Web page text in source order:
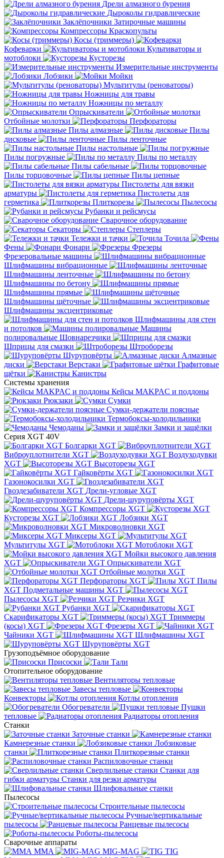
Дрели алмазного бурения
Дыроколы гидравлические
Заклёпочники Затирочные машины
Компрессоры Краскопульты
Косы (триммеры)
Кофеварки
Культиваторы и
мотоблоки
Кусторезы
Измерительные инструменты
Лобзики
Мойки
Мультитулы (реноваторы)
Ножницы для травы
Ножницы по металлу
Опрыскиватели
Отбойные молотки
Перфораторы
Пилы алмазные
Пилы
дисковые
Пилы ленточные
Пилы настольные
Пилы погружные
Пилы по металлу
Пилы сабельные
Пилы торцовочные
Пилы цепные
Пистолеты для вязки
арматуры
Пистолеты для
герметика
Плиткорезы
Пылесосы
Рубанки и рейсмусы
Сварочное оборудование
Секаторы
Степлеры
Тележки и тачки
Точила
Фены
Фонари
Фрезеры
Фрезеровальные машины
Шлифмашины вибрационные
Шлифмашины ленточные
Шлифмашины по бетону
Шлифмашины прямые
Шлифмашины щёточные
Шлифмашины эксцентриковые
Шлифмашины для стен
и потолков
Машины
полировальные Шовнарезчики
Шприцы для смазки
Штроборезы
Шуруповёрты
Алмазные
диски
Верстаки
Графитовые
щётки
Канистры
Системы хранения
Кейсы MAKPAC и поддоны
Рюкзаки
Сумки
Сумки-держатели поясные
Термобоксы-холодильники
Чемоданы
Замки и защёлки
Серия XGT 40V
Болгарки XGT
Виброуплотнители XGT
Воздуходувки
XGT
Высоторезы XGT
Гайковёрты XGT
Газонокосилки XGT
Гвоздезабиватели XGT Дрели-угловые XGT
Дрели-шуруповёрты XGT
Компрессоры XGT
Кусторезы XGT
Лобзики XGT
Микроволновки XGT
Миксеры XGT
Мультитулы XGT
Мотоблоки XGT
Мойки высокого давления
XGT
Опрыскиватели XGT
Отбойные молотки XGT
Перфораторы XGT
Пилы
XGT Подметальные машины XGT
Пылесосы XGT
Резчики XGT
Рубанки XGT
Скарификаторы XGT
Триммеры
(косы) XGT
Фрезеры XGT
Чайники XGT
Шлифмашины XGT
Шуруповёрты XGT
Грузоподъёмное оборудование
Присоски
Тали
Отопительное оборудование
Вентиляторы тепловые
Завесы тепловые
Конвекторы
Котлы отопления
Обогреватели
Пушки
тепловые
Радиаторы отопления
Станки
Заточные станки
Камнерезные станки
Лобзиковые
станки
Плиткорезные станки
Распиловочные станки
Сверлильные станки Станки для
гибки арматуры Станки для резки арматуры
Шлифовальные станки
Пылесосы
Строительные пылесосы
Ручные/вертикальные
пылесосы
Ранцевые пылесосы
Роботы-пылесосы
Сварочные аппараты
MMA
MIG-MAG
TIG